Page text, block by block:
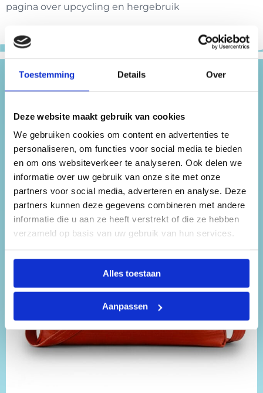
Toestemming Details Over
Deze website maakt gebruik van cookies
We gebruiken cookies om content en advertenties te
personaliseren, om functies voor social media te bieden
en om ons websiteverkeer te analyseren. Ook delen we
informatie over uw gebruik van onze site met onze
partners voor social media, adverteren en analyse. Deze
partners kunnen deze gegevens combineren met andere
informatie die u aan ze heeft verstrekt of die ze hebben
verzameld op basis van uw gebruik van hun services.
Alles toestaan
Aanpassen
pagina over upcycling en hergebruik
Verder lezen
27 JULI 2026